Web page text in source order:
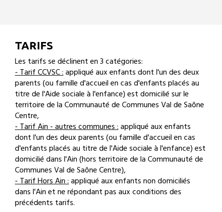
TARIFS
Les tarifs se déclinent en 3 catégories:
- Tarif CCVSC :appliqué aux enfants dont l'un des deux
parents (ou famille d'accueil en cas d'enfants placés au
titre de l'Aide sociale à l'enfance) est domicilié sur le
territoire de la Communauté de Communes Val de Saône
Centre,
- Tarif Ain - autres communes :appliqué aux enfants
dont l'un des deux parents (ou famille d'accueil en cas
d'enfants placés au titre de l'Aide sociale à l'enfance) est
domicilié dans l'Ain (hors territoire de la Communauté de
Communes Val de Saône Centre),
- Tarif Hors Ain :appliqué aux enfants non domiciliés
dans l'Ain et ne répondant pas aux conditions des
précédents tarifs.